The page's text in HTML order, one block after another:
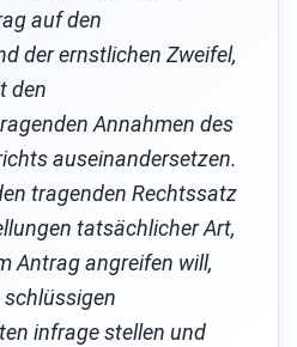
auf den
der ernstlichen Zweifel,
den
Annahmen des
auseinandersetzen.
tragenden Rechtssatz
tatsächlicher Art,
Antrag angreifen will,
infrage stellen und